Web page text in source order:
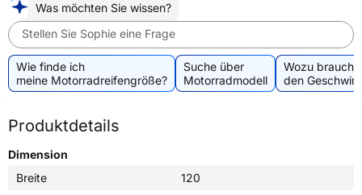
Was möchten Sie wissen?
Stellen Sie Sophie eine Frage
Wie finde ich
meine Motorradreifengröße?
Suche über
Motorradmodell
Wozu
den
Produktdetails
Dimension
Breite
120